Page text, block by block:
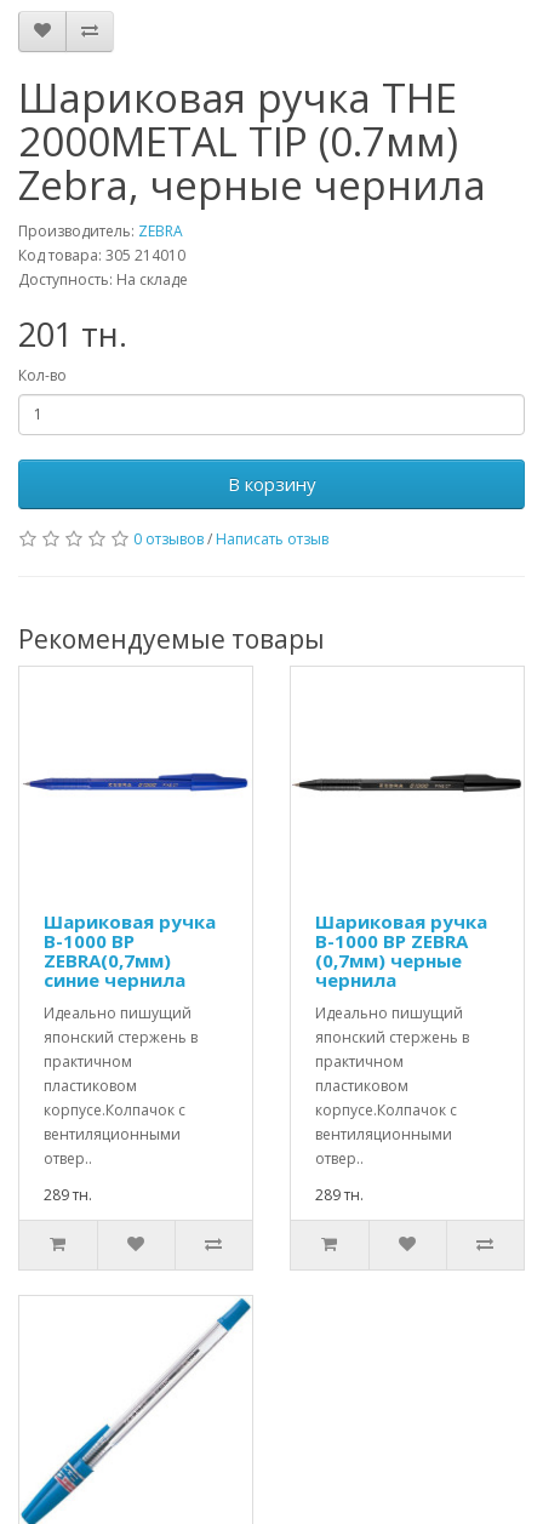
Шариковая ручка THE
2000METAL TIP (0.7мм)
Zebra, черные чернила
Производитель: ZEBRA
Код товара: 305 214010
Доступность: На складе
201 тн.
Кол-во
В корзину
0 отзывов/ Написать отзыв
Рекомендуемые товары
Шариковая ручка
B-1000 BP
ZEBRA(0,7мм)
синие чернила
Идеально пишущий
японский стержень в
практичном
пластиковом
корпусе.Колпачок с
вентиляционными
отвер..
289 тн.
Шариковая ручка
B-1000 BP ZEBRA
(0,7мм) черные
чернила
Идеально пишущий
японский стержень в
практичном
пластиковом
корпусе.Колпачок с
вентиляционными
отвер..
289 тн.